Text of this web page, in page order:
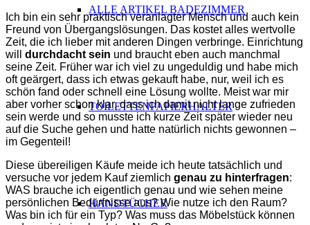
ALLE ARTIKEL BADEZIMMER
TOILETTENPAPIERHALTER
HANDTÜCHER
Ich bin ein sehr praktisch veranlagter Mensch und auch kein
Freund von Übergangslösungen. Das kostet alles wertvolle
Zeit, die ich lieber mit anderen Dingen verbringe. Einrichtung
will durchdacht sein und braucht eben auch manchmal
seine Zeit. Früher war ich viel zu ungeduldig und habe mich
oft geärgert, dass ich etwas gekauft habe, nur, weil ich es
schön fand oder schnell eine Lösung wollte. Meist war mir
aber vorher schon klar, dass ich damit nicht lange zufrieden
sein werde und so musste ich kurze Zeit später wieder neu
auf die Suche gehen und hatte natürlich nichts gewonnen –
im Gegenteil!
Diese übereiligen Käufe meide ich heute tatsächlich und
versuche vor jedem Kauf ziemlich genau zu hinterfragen:
WAS brauche ich eigentlich genau und wie sehen meine
persönlichen Bedürfnisse aus? Wie nutze ich den Raum?
Was bin ich für ein Typ? Was muss das Möbelstück können